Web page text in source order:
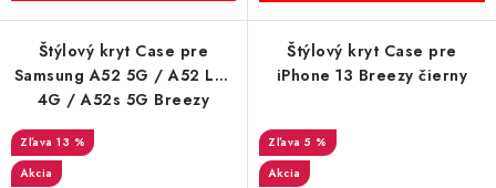
Štýlový kryt Case pre
Samsung A52 5G / A52 LTE
4G / A52s 5G Breezy
13 %
Akcia
Štýlový kryt Case pre
iPhone 13 Breezy čierny
5 %
Akcia